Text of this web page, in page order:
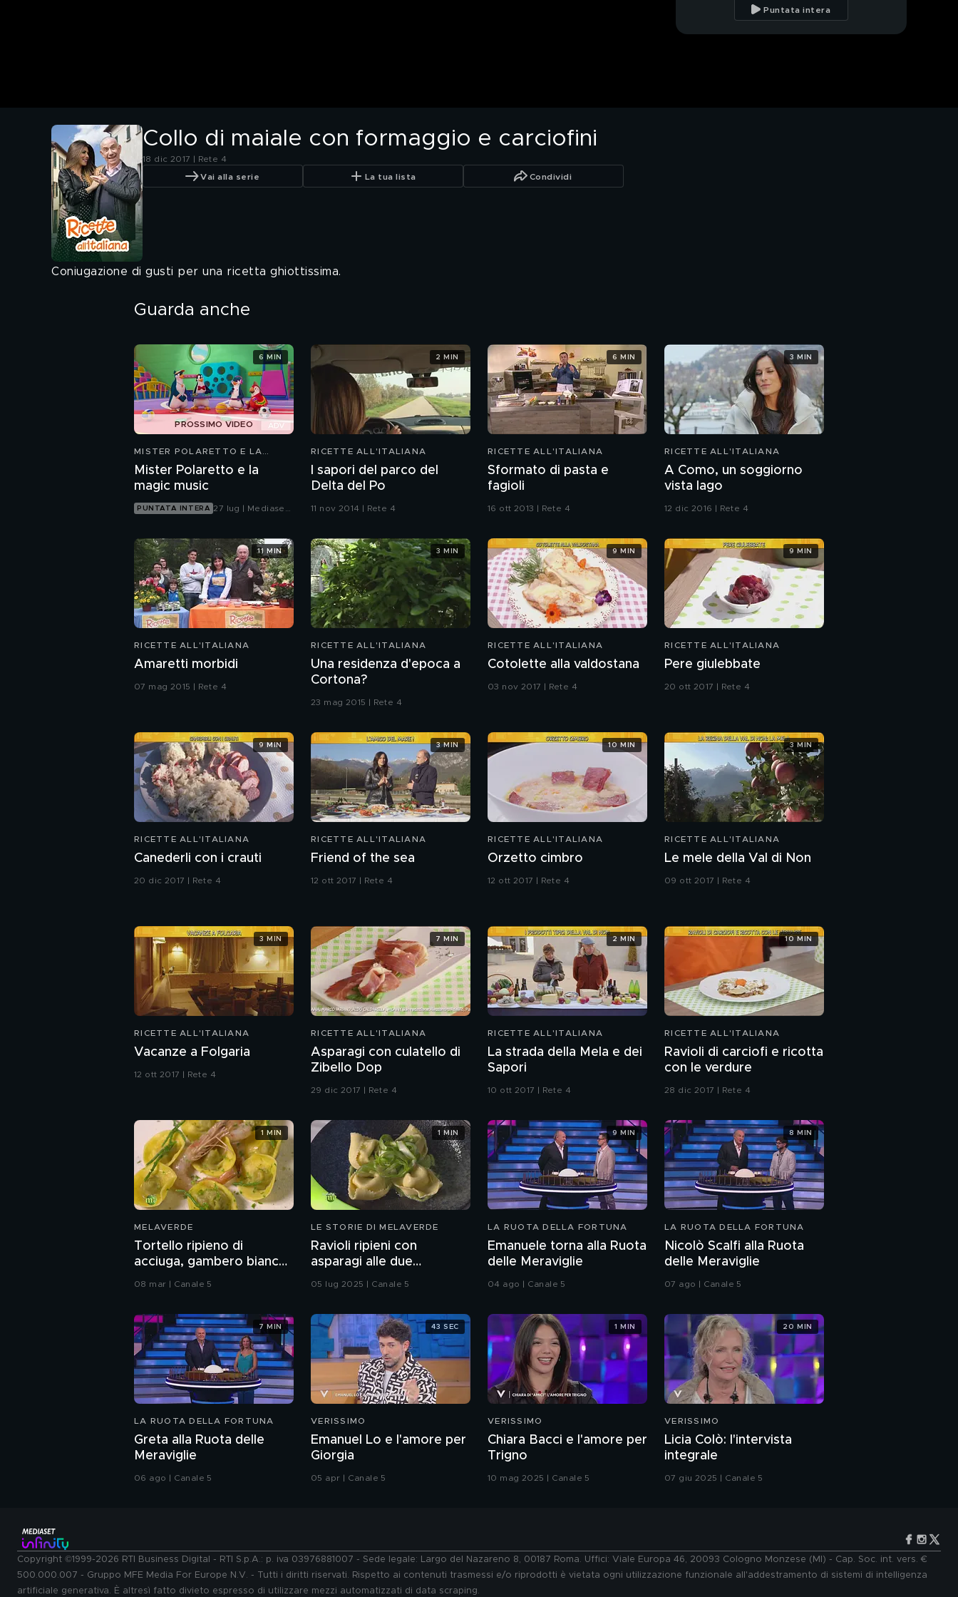
Puntata intera
Collo di maiale con formaggio e carciofini
18 dic 2017 | Rete 4
Vai alla serie La tua lista Condividi
Coniugazione di gusti per una ricetta ghiottissima.
Guarda anche
PROSSIMO VIDEO
MISTER POLARETTO E LA
Mister Polaretto e la
magic music
PUNTATA INTERA 27 lug | Mediaset
6 MIN
RICETTE ALL'ITALIANA
I sapori del parco del
Delta del Po
11 nov 2014 | Rete 4
2 MIN
RICETTE ALL'ITALIANA
Sformato di pasta e
fagioli
16 ott 2013 | Rete 4
6 MIN
RICETTE ALL'ITALIANA
A Como, un soggiorno
vista lago
12 dic 2016 | Rete 4
3 MIN
RICETTE ALL'ITALIANA
Amaretti morbidi
07 mag 2015 | Rete 4
11 MIN
RICETTE ALL'ITALIANA
Una residenza d'epoca a
Cortona?
23 mag 2015 | Rete 4
3 MIN
RICETTE ALL'ITALIANA
Cotolette alla valdostana
03 nov 2017 | Rete 4
9 MIN
RICETTE ALL'ITALIANA
Pere giulebbate
20 ott 2017 | Rete 4
9 MIN
RICETTE ALL'ITALIANA
Canederli con i crauti
20 dic 2017 | Rete 4
9 MIN
RICETTE ALL'ITALIANA
Friend of the sea
12 ott 2017 | Rete 4
3 MIN
RICETTE ALL'ITALIANA
Orzetto cimbro
12 ott 2017 | Rete 4
10 MIN
RICETTE ALL'ITALIANA
Le mele della Val di Non
09 ott 2017 | Rete 4
3 MIN
RICETTE ALL'ITALIANA
Vacanze a Folgaria
12 ott 2017 | Rete 4
3 MIN
RICETTE ALL'ITALIANA
Asparagi con culatello di
Zibello Dop
29 dic 2017 | Rete 4
7 MIN
RICETTE ALL'ITALIANA
La strada della Mela e dei
Sapori
10 ott 2017 | Rete 4
2 MIN
RICETTE ALL'ITALIANA
Ravioli di carciofi e ricotta
con le verdure
28 dic 2017 | Rete 4
10 MIN
MELAVERDE
Tortello ripieno di
acciuga, gambero bianco
di Savona e chinotto
08 mar | Canale 5
1 MIN
LE STORIE DI MELAVERDE
Ravioli ripieni con
asparagi alle due
consistenze
05 lug 2025 | Canale 5
1 MIN
LA RUOTA DELLA FORTUNA
Emanuele torna alla Ruota
delle Meraviglie
04 ago | Canale 5
9 MIN
LA RUOTA DELLA FORTUNA
Nicolò Scalfi alla Ruota
delle Meraviglie
07 ago | Canale 5
8 MIN
LA RUOTA DELLA FORTUNA
Greta alla Ruota delle
Meraviglie
06 ago | Canale 5
7 MIN
VERISSIMO
Emanuel Lo e l'amore per
Giorgia
05 apr | Canale 5
43 SEC
VERISSIMO
Chiara Bacci e l'amore per
Trigno
10 mag 2025 | Canale 5
1 MIN
VERISSIMO
Licia Colò: l'intervista
integrale
07 giu 2025 | Canale 5
20 MIN
Copyright ©1999-2026 RTI Business Digital - RTI S.p.A.: p. iva 03976881007 - Sede legale: Largo del Nazareno 8, 00187 Roma. Uffici: Viale Europa 46, 20093 Cologno Monzese (MI) - Cap. Soc. int. vers. €
500.000.007 - Gruppo MFE Media For Europe N.V. - Tutti i diritti riservati. Rispetto ai contenuti trasmessi e/o riprodotti è vietata ogni utilizzazione funzionale all'addestramento di sistemi di intelligenza
artificiale generativa. È altresì fatto divieto espresso di utilizzare mezzi automatizzati di data scraping.